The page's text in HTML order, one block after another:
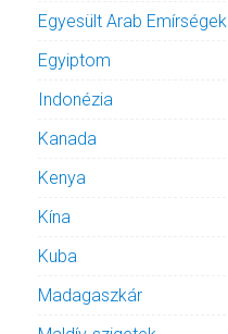
Egyesült Arab Emírségek
Egyiptom
Indonézia
Kanada
Kenya
Kína
Kuba
Madagaszkár